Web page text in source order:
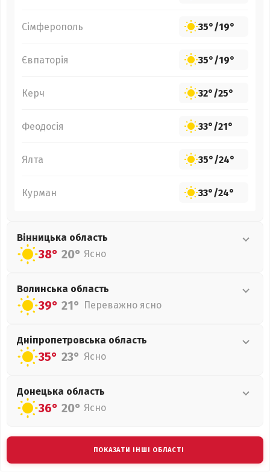
Сімферополь 35°/19°
Євпаторія 35°/19°
Керч 32°/25°
Феодосія 33°/21°
Ялта 35°/24°
Курман 33°/24°
Вінницька область
38° 20° Ясно
Волинська область
39° 21° Переважно ясно
Дніпропетровська область
35° 23° Ясно
Донецька область
36° 20° Ясно
ПОКАЗАТИ ІНШІ ОБЛАСТІ